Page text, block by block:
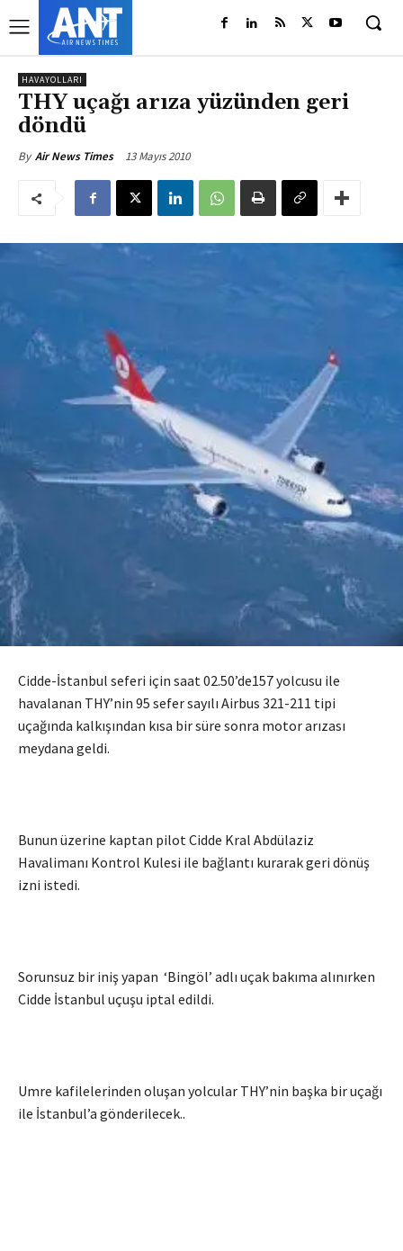
HAVAYOLLARI
THY uçağı arıza yüzünden geri
döndü
By Air News Times 13 Mayıs 2010
Cidde-İstanbul seferi için saat 02.50’de157 yolcusu ile
havalanan THY’nin 95 sefer sayılı Airbus 321-211 tipi
uçağında kalkışından kısa bir süre sonra motor arızası
meydana geldi.
Bunun üzerine kaptan pilot Cidde Kral Abdülaziz
Havalimanı Kontrol Kulesi ile bağlantı kurarak geri dönüş
izni istedi.
Sorunsuz bir iniş yapan ‘Bingöl’ adlı uçak bakıma alınırken
Cidde İstanbul uçuşu iptal edildi.
Umre kafilelerinden oluşan yolcular THY’nin başka bir uçağı
ile İstanbul’a gönderilecek..